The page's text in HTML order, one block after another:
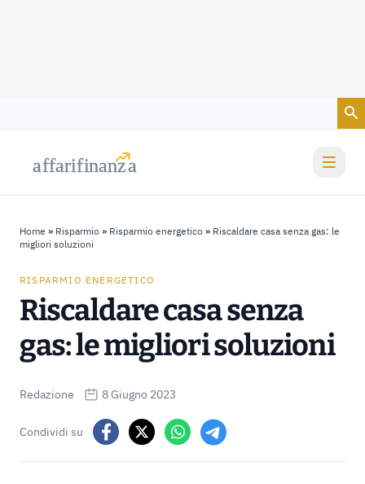
affarifinanza
affarifinanza
Home » Risparmio » Risparmio energetico » Riscaldare casa senza gas: le
migliori soluzioni
RISPARMIO ENERGETICO
Riscaldare casa senza
gas: le migliori soluzioni
Redazione 8 Giugno 2023
Condividi su